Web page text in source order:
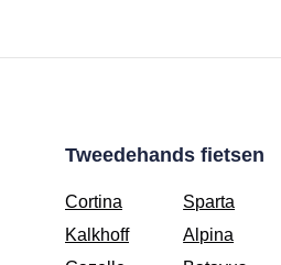
Tweedehands fietsen
Cortina
Kalkhoff
Sparta
Alpina